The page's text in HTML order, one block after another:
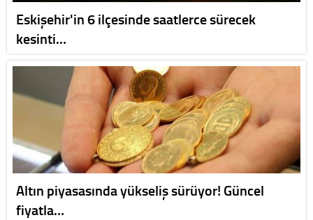
Eskişehir'in 6 ilçesinde saatlerce sürecek
kesinti…
Altın piyasasında yükseliş sürüyor! Güncel
fiyatla…